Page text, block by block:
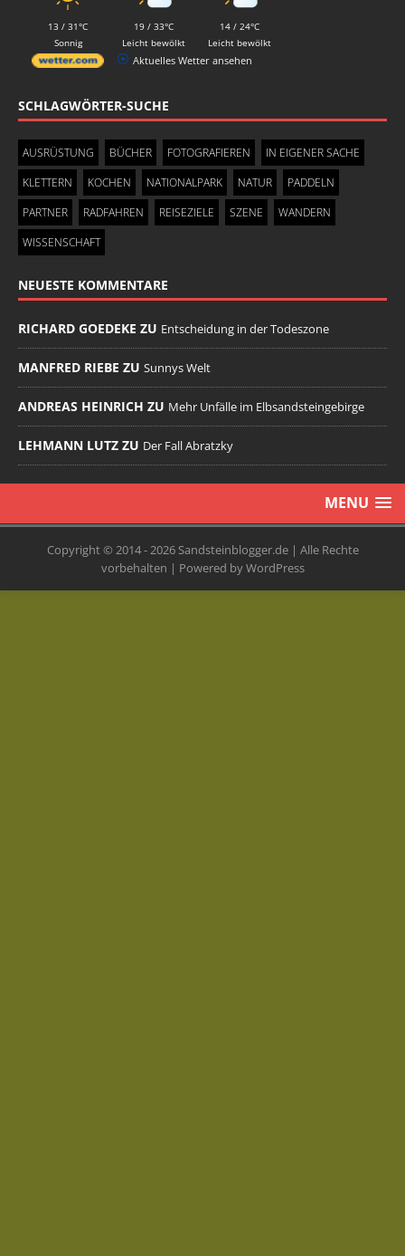
13 / 31°C
Sonnig
19 / 33°C
Leicht bewölkt
14 / 24°C
Leicht bewölkt
Aktuelles Wetter ansehen
SCHLAGWÖRTER-SUCHE
AUSRÜSTUNG BÜCHER FOTOGRAFIEREN
IN EIGENER SACHE
KLETTERN
KOCHEN NATIONALPARK NATUR
PADDELN
PARTNER
RADFAHREN REISEZIELE SZENE
WANDERN
WISSENSCHAFT
NEUESTE KOMMENTARE
RICHARD GOEDEKE ZU Entscheidung in der Todeszone
MANFRED RIEBE ZU Sunnys Welt
ANDREAS HEINRICH ZU Mehr Unfälle im Elbsandsteingebirge
LEHMANN LUTZ ZU Der Fall Abratzky
MENU
Copyright © 2014 - 2026 Sandsteinblogger.de | Alle Rechte
vorbehalten | Powered by WordPress